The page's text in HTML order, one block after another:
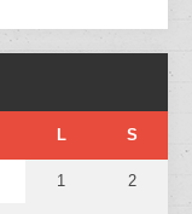
L S
1 2